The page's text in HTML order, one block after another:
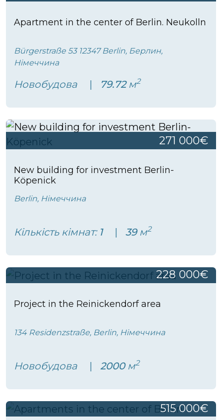
Apartment in the center of Berlin. Neukolln
Bürgerstraße 53 12347 Berlin, Берлин,
Німеччина
Новобудова 79.72м2
271 000€
New building for investment Berlin-
Köpenick
Berlin, Німеччина
Кількість кімнат: 1 39м2
228 000€
Project in the Reinickendorf area
134 Residenzstraße, Berlin, Німеччина
Новобудова 2000м2
515 000€